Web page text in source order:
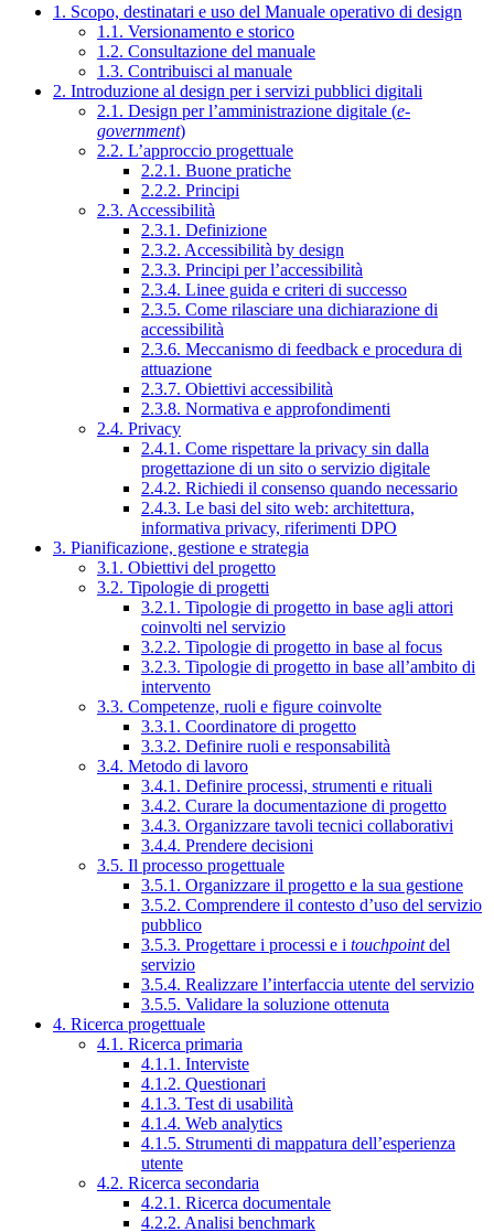
1. Scopo, destinatari e uso del Manuale operativo di design
1.1. Versionamento e storico
1.2. Consultazione del manuale
1.3. Contribuisci al manuale
2. Introduzione al design per i servizi pubblici digitali
2.1. Design per l’amministrazione digitale (e-
government)
2.2. L’approccio progettuale
2.2.1. Buone pratiche
2.2.2. Principi
2.3. Accessibilità
2.3.1. Definizione
2.3.2. Accessibilità by design
2.3.3. Principi per l’accessibilità
2.3.4. Linee guida e criteri di successo
2.3.5. Come rilasciare una dichiarazione di
accessibilità
2.3.6. Meccanismo di feedback e procedura di
attuazione
2.3.7. Obiettivi accessibilità
2.3.8. Normativa e approfondimenti
2.4. Privacy
2.4.1. Come rispettare la privacy sin dalla
progettazione di un sito o servizio digitale
2.4.2. Richiedi il consenso quando necessario
2.4.3. Le basi del sito web: architettura,
informativa privacy, riferimenti DPO
3. Pianificazione, gestione e strategia
3.1. Obiettivi del progetto
3.2. Tipologie di progetti
3.2.1. Tipologie di progetto in base agli attori
coinvolti nel servizio
3.2.2. Tipologie di progetto in base al focus
3.2.3. Tipologie di progetto in base all’ambito di
intervento
3.3. Competenze, ruoli e figure coinvolte
3.3.1. Coordinatore di progetto
3.3.2. Definire ruoli e responsabilità
3.4. Metodo di lavoro
3.4.1. Definire processi, strumenti e rituali
3.4.2. Curare la documentazione di progetto
3.4.3. Organizzare tavoli tecnici collaborativi
3.4.4. Prendere decisioni
3.5. Il processo progettuale
3.5.1. Organizzare il progetto e la sua gestione
3.5.2. Comprendere il contesto d’uso del servizio
pubblico
3.5.3. Progettare i processi e i touchpointdel
servizio
3.5.4. Realizzare l’interfaccia utente del servizio
3.5.5. Validare la soluzione ottenuta
4. Ricerca progettuale
4.1. Ricerca primaria
4.1.1. Interviste
4.1.2. Questionari
4.1.3. Test di usabilità
4.1.4. Web analytics
4.1.5. Strumenti di mappatura dell’esperienza
utente
4.2. Ricerca secondaria
4.2.1. Ricerca documentale
4.2.2. Analisi benchmark